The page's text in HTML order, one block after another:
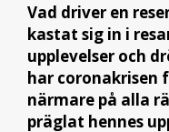
Vad driver en
kastat sig in i
upplevelser och
har
närmare på alla
präglat hennes